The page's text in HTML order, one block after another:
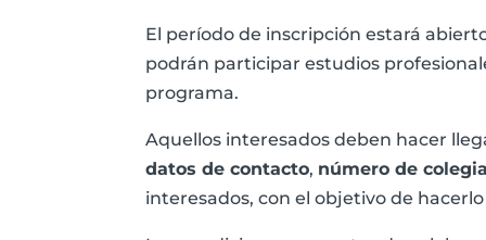
El período de inscripción estará
podrán participar estudios
programa.
Aquellos interesados deben hacer
datos de contacto, número de
interesados, con el objetivo de